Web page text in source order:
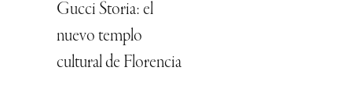
Gucci Storia: el
nuevo templo
cultural de Florencia